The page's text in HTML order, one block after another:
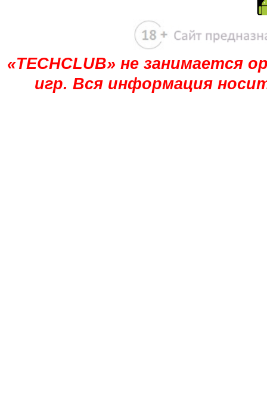
«TECHCLUB» не занимается
игр. Вся информация